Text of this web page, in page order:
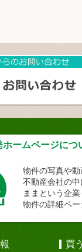
ホームページにつ
物件の写真や
不動産会社の
ままという企
物件の詳細ペ
買